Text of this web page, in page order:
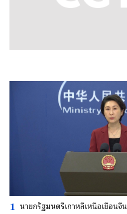
1 นายกรัฐมนตรีเกาหลีเหนือเยือนจีน